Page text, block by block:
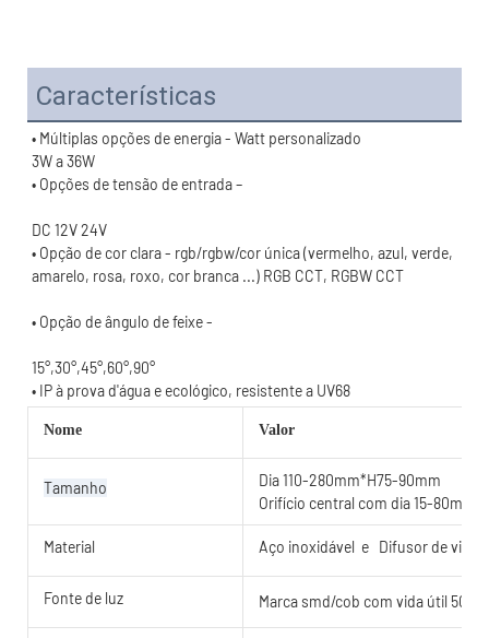
Características
• Opção de cor clara - rgb/rgbw/cor única (vermelho, azul, verde,
15°,30°,45°,60°,90°
Nome Valor
Tamanho
Dia 110-280mm*H75-90mm
Orifício central com dia 15-80mm
Material Aço inoxidável e Difusor de
Fonte de luz Marca smd/cob com vida útil